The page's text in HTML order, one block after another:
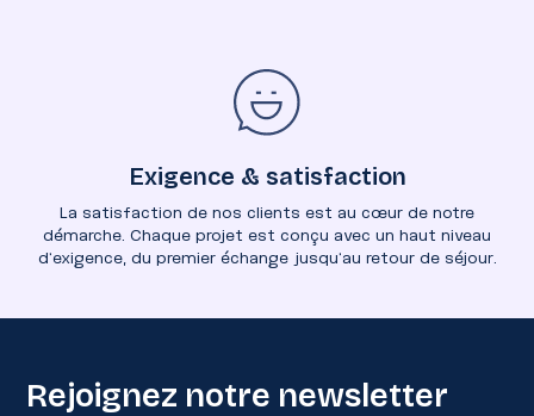
Exigence & satisfaction
La satisfaction de nos clients est au cœur de notre
démarche. Chaque projet est conçu avec un haut niveau
d’exigence, du premier échange jusqu’au retour de séjour.
Rejoignez notre newsletter